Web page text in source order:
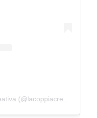
A post shared by La Coppia Creativa (@lacoppiacreativa)